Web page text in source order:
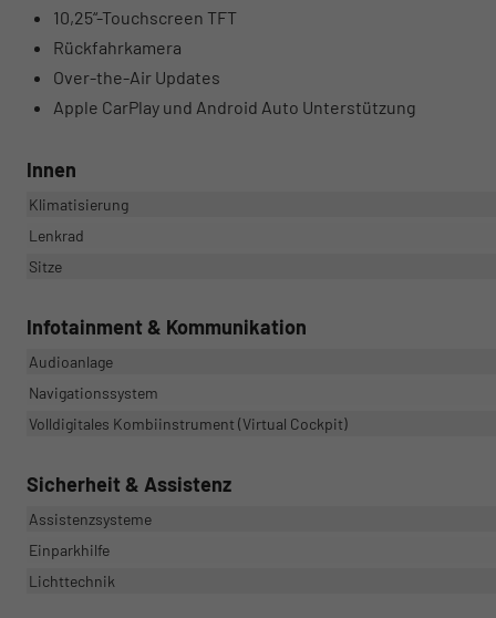
10,25“-Touchscreen TFT
Rückfahrkamera
Over-the-Air Updates
Apple CarPlay und Android Auto Unterstützung
Innen
Klimatisierung
Lenkrad
Sitze
Infotainment & Kommunikation
Audioanlage
Navigationssystem
Volldigitales Kombiinstrument (Virtual Cockpit)
Sicherheit & Assistenz
Assistenzsysteme
Einparkhilfe
Lichttechnik